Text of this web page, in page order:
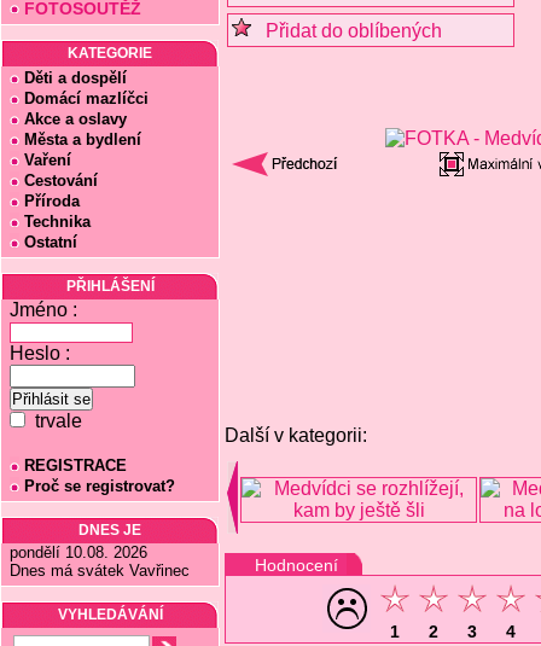
FOTOSOUTĚŽ
KATEGORIE
Děti a dospělí
Domácí mazlíčci
Akce a oslavy
Města a bydlení
Vaření
Cestování
Příroda
Technika
Ostatní
PŘIHLÁŠENÍ
Jméno :
Heslo :
trvale
REGISTRACE
Proč se registrovat?
DNES JE
pondělí 10.08. 2026
Dnes má svátek Vavřinec
VYHLEDÁVÁNÍ
Přidat do oblíbených
Další v kategorii:
Hodnocení
1 2 3 4